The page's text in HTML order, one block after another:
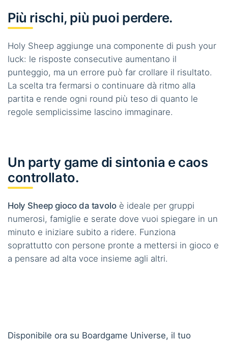
Più rischi, più puoi perdere.
Holy Sheep aggiunge una componente di push your
luck: le risposte consecutive aumentano il
punteggio, ma un errore può far crollare il risultato.
La scelta tra fermarsi o continuare dà ritmo alla
partita e rende ogni round più teso di quanto le
regole semplicissime lascino immaginare.
Un party game di sintonia e caos
controllato.
Holy Sheep gioco da tavoloè ideale per gruppi
numerosi, famiglie e serate dove vuoi spiegare in un
minuto e iniziare subito a ridere. Funziona
soprattutto con persone pronte a mettersi in gioco e
a pensare ad alta voce insieme agli altri.
Disponibile ora su Boardgame Universe, il tuo